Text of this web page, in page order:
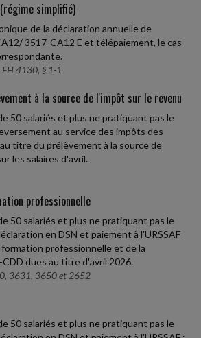
simplifié)
de la déclaration annuelle de
3517-CA12 E et télépaiement, le cas
FH 4130, § 1-1
à la source de l'impôt sur le revenu
50 salariés et plus ne pratiquant pas le
au service des impôts des
titre du prélèvement à la source de
les salaires d'avril.
professionnelle
50 salariés et plus ne pratiquant pas le
en DSN et paiement à l'URSSAF
professionnelle et de la
dues au titre d'avril 2026.
3631, 3650 et 2652
50 salariés et plus ne pratiquant pas le